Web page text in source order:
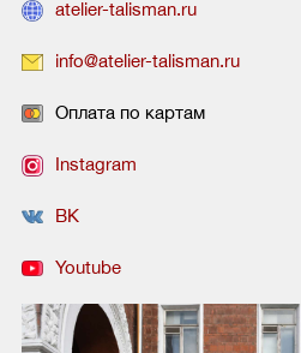
atelier-talisman.ru
info@atelier-talisman.ru
Оплата по картам
Instagram
ВК
Youtube